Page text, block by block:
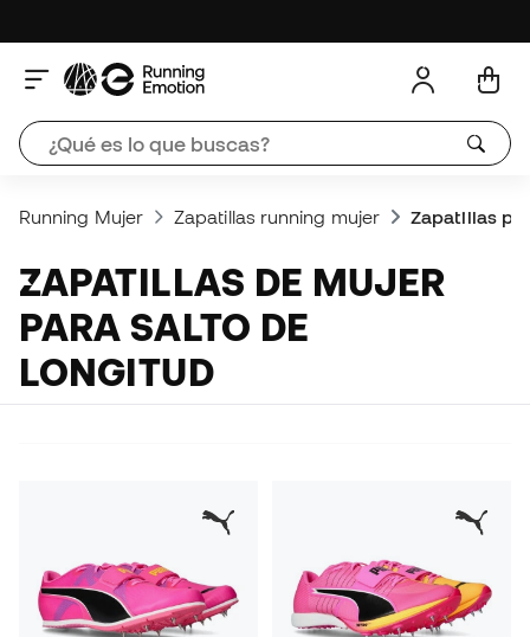
Running Mujer Zapatillas running mujer Zapatillas
ZAPATILLAS DE MUJER
PARA SALTO DE
LONGITUD